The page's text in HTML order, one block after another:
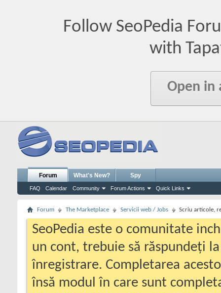
Follow SeoPedia
with
Open in
Forum
FAQ Calendar Community Forum Actions Quick Links
What's New? Spy
Forum The Marketplace Servicii web / Jobs Scriu articole,
SeoPedia este o comunitate
un cont, trebuie să răspundeți
înregistrare. Completarea
însă modul în care sunt